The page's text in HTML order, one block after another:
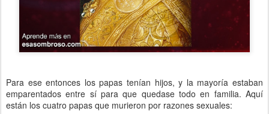
Para ese entonces los papas tenían hijos, y la mayoría estaban
emparentados entre sí para que quedase todo en familia. Aquí
están los cuatro papas que murieron por razones sexuales: